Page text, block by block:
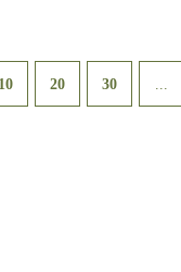
10 20 30 ...